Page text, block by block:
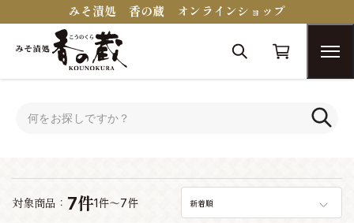
みそ漬処 香の蔵 オンラインショップ
対象商品： 7件1件～7件 新着順